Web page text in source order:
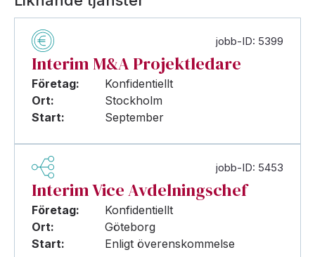
jobb-ID: 5399
Interim M&A Projektledare
Företag:
Konfidentiellt
Ort:
Stockholm
Start:
September
jobb-ID: 5453
Interim Vice Avdelningschef
Företag:
Konfidentiellt
Ort:
Göteborg
Start:
Enligt överenskommelse